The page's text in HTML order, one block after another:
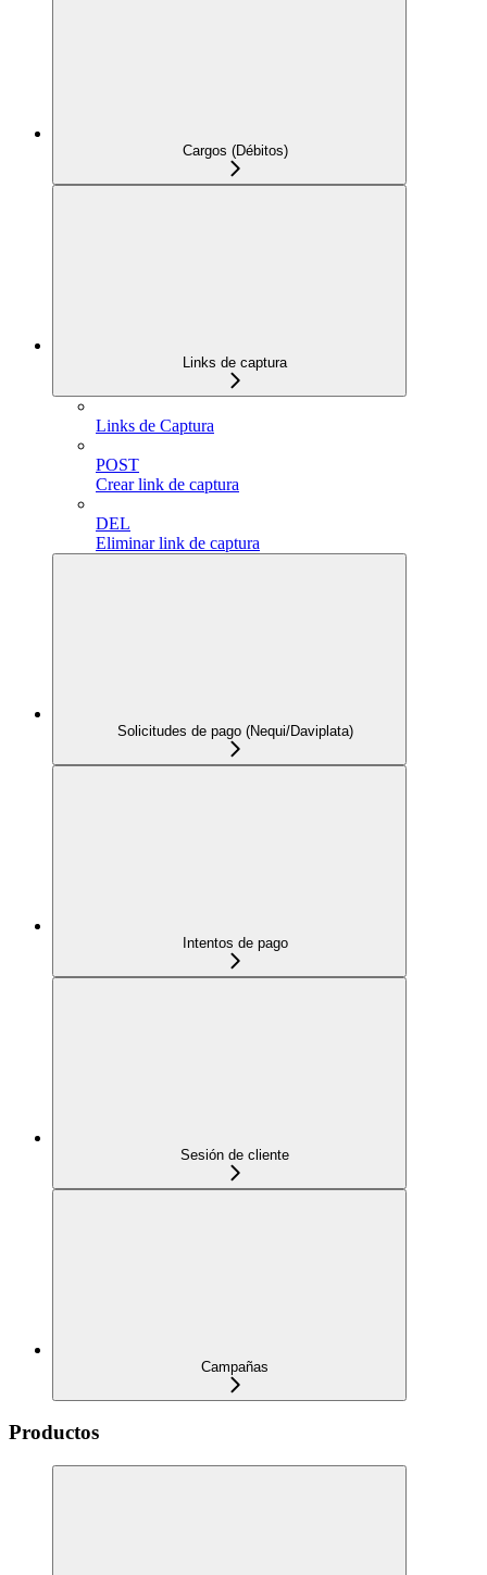
Cargos (Débitos)
Links de captura
Links de Captura
POST
Crear link de captura
DEL
Eliminar link de captura
Solicitudes de pago (Nequi/Daviplata)
Intentos de pago
Sesión de cliente
Campañas
Productos